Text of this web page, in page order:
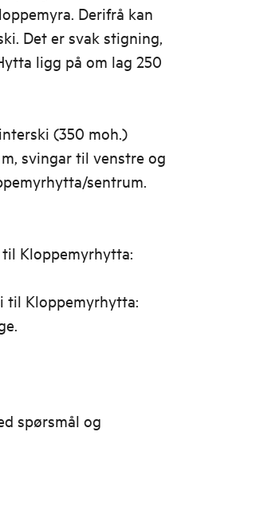
Derifrå kan
Det er svak stigning,
ligg på om lag 250
(350 moh.)
svingar til venstre og
sentrum.
Kloppemyrhytta:
til Kloppemyrhytta:
spørsmål og